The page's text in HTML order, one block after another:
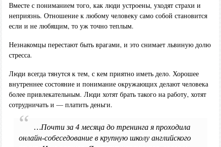
Вместе с пониманием того, как люди устроены, уходят страхи и
неприязнь. Отношение к любому человеку само собой становится
если и не любящим, то уж точно теплым.
Незнакомцы перестают быть врагами, и это снимает львиную долю
стресса.
Люди всегда тянутся к тем, с кем приятно иметь дело. Хорошее
внутреннее состояние и понимание окружающих делают человека
более привлекательным. Люди хотят брать такого на работу, хотят
сотрудничать и — платить деньги.
…Почти за 4 месяца до тренинга я проходила
онлайн-собеседование в крупную школу английского